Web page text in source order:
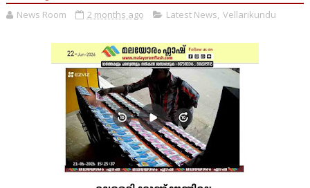
News Room 2 months ago Latest News, Vellarikundu